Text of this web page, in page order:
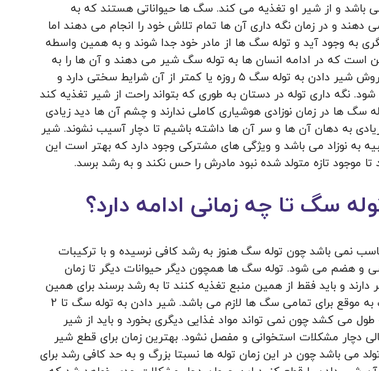
و از شیر او تغذیه می کند. سگ ها حیواناتی هستند که به
دهند و در زمان نگه داری آن ها تمام تلاش خود را انجام می دهند اما
به وجود آید و توله سگ ها از مادر خود جدا شوند و به همین واسطه
است که در ادامه انسان ها به توله سگ شیر می دهند و آن ها را به
مرحله بزرگسالی می رسانند. روش شیر دادن به توله سگ ۵ روزه یا کمتر از آن شرایط سختی دارد و
نگه داری توله در دستان به طوری که بتواند راحت از شیر تغذیه کند
سگ ها در زمان نوزادی هوشیاری کاملی ندارند و چشم آن ها دید زیادی
به دهان آن ها و سر آن ها داشته باشیم تا دچار آسیب نشوند. شیر
به نوزاد می باشد و ویژگی های مشترکی وجود دارد که بهتر است این
موجود تازه متولد شده نبود مادرش را حس نکند و به رشد برسد.
سگ تا چه زمانی ادامه دارد؟
نمی باشد چون توله سگ هنوز به رشد کافی نرسیده و با ترکیبات
و هضم می شود. توله سگ ها همچون دیگر حیوانات دیگر تا زمان
و باید فقط از همین منبع تغذیه کنند تا به رشد برسند برای همین
زمان کافی برای آن و دریافت به موقع برای تمامی سگ ها لازم می باشد. شیر دادن به توله سگ تا 2
اوقات 4 هفته طول می کشد چون نمی تواند مواد غذایی دیگری بخورد و باید از شیر
دچار مشکلات استخوانی و مفصل نشود. بهترین زمان برای قطع شیر
می باشد چون در این زمان توله ها نسبتا بزرگ و به حد کافی رشد برای